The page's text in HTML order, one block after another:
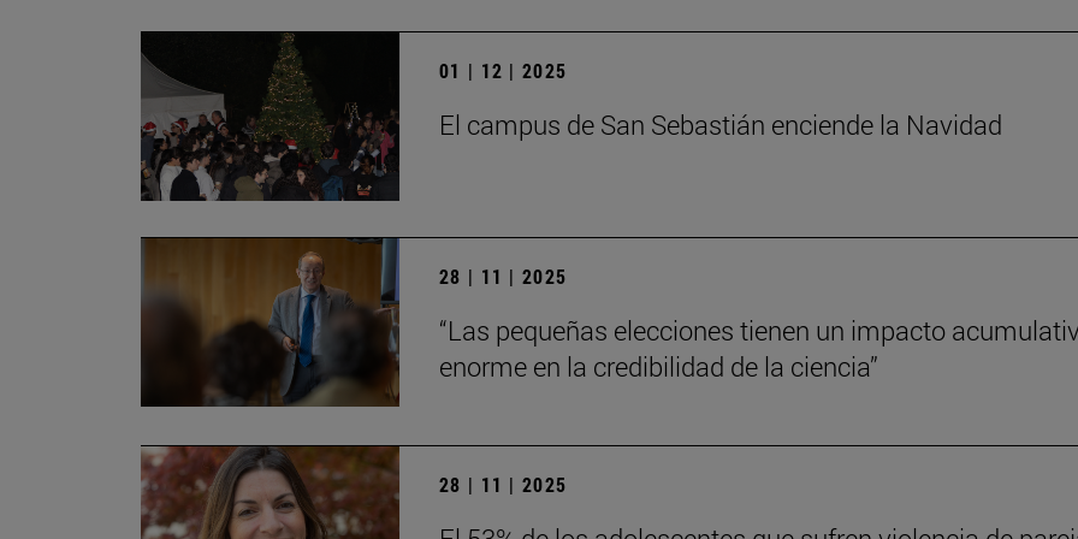
01 | 12 | 2025
El campus de San Sebastián enciende la Navidad
28 | 11 | 2025
“Las pequeñas elecciones tienen un impacto
enorme en la credibilidad de la ciencia”
28 | 11 | 2025